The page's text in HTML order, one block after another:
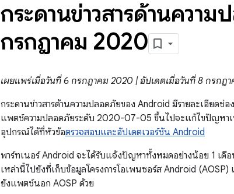
กระดานข่าวสารด้านควา
กรกฎาคม 2020
เผยแพร่เมื่อวันที่ 6 กรกฎาคม 2020 | อัปเดตเมื่อวันที่ 8 กรกฎ
กระดานข่าวสารด้านความปลอดภัยของ Android มีรายละเอียด
แพตช์ความปลอดภัยระดับ 2020-07-05 ขึ้นไปจะแก้ไขปัญหา
อุปกรณ์ได้ที่หัวข้อตรวจสอบและอัปเดตเวอร์ชัน Android
พาร์ทเนอร์ Android จะได้รับแจ้งปัญหาทั้งหมดอย่างน้อย 1 เดื
เหล่านี้ไปยังที่เก็บข้อมูลโครงการโอเพนซอร์ส Android
ยังแพตช์นอก AOSP ด้วย